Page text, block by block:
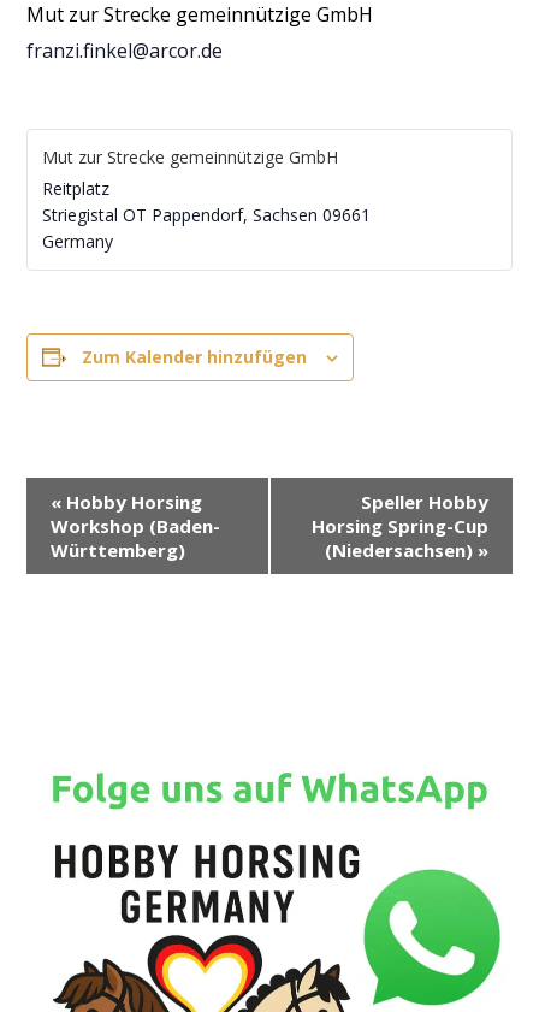
Mut zur Strecke gemeinnützige GmbH
franzi.finkel@arcor.de
Mut zur Strecke gemeinnützige GmbH
Reitplatz
Striegistal OT Pappendorf, Sachsen 09661
Germany
Zum Kalender hinzufügen
a
« Hobby Horsing
Workshop (Baden-
Württemberg)
Speller Hobby
Horsing Spring-Cup
(Niedersachsen) »